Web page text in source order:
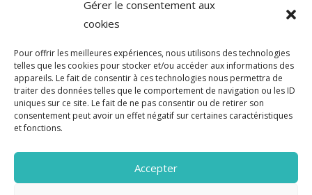
Gérer le consentement aux
cookies
Pour offrir les meilleures expériences, nous utilisons des technologies
telles que les cookies pour stocker et/ou accéder aux informations des
appareils. Le fait de consentir à ces technologies nous permettra de
traiter des données telles que le comportement de navigation ou les ID
uniques sur ce site. Le fait de ne pas consentir ou de retirer son
consentement peut avoir un effet négatif sur certaines caractéristiques
et fonctions.
Accepter
TERRASSE PARKING
350 000 €